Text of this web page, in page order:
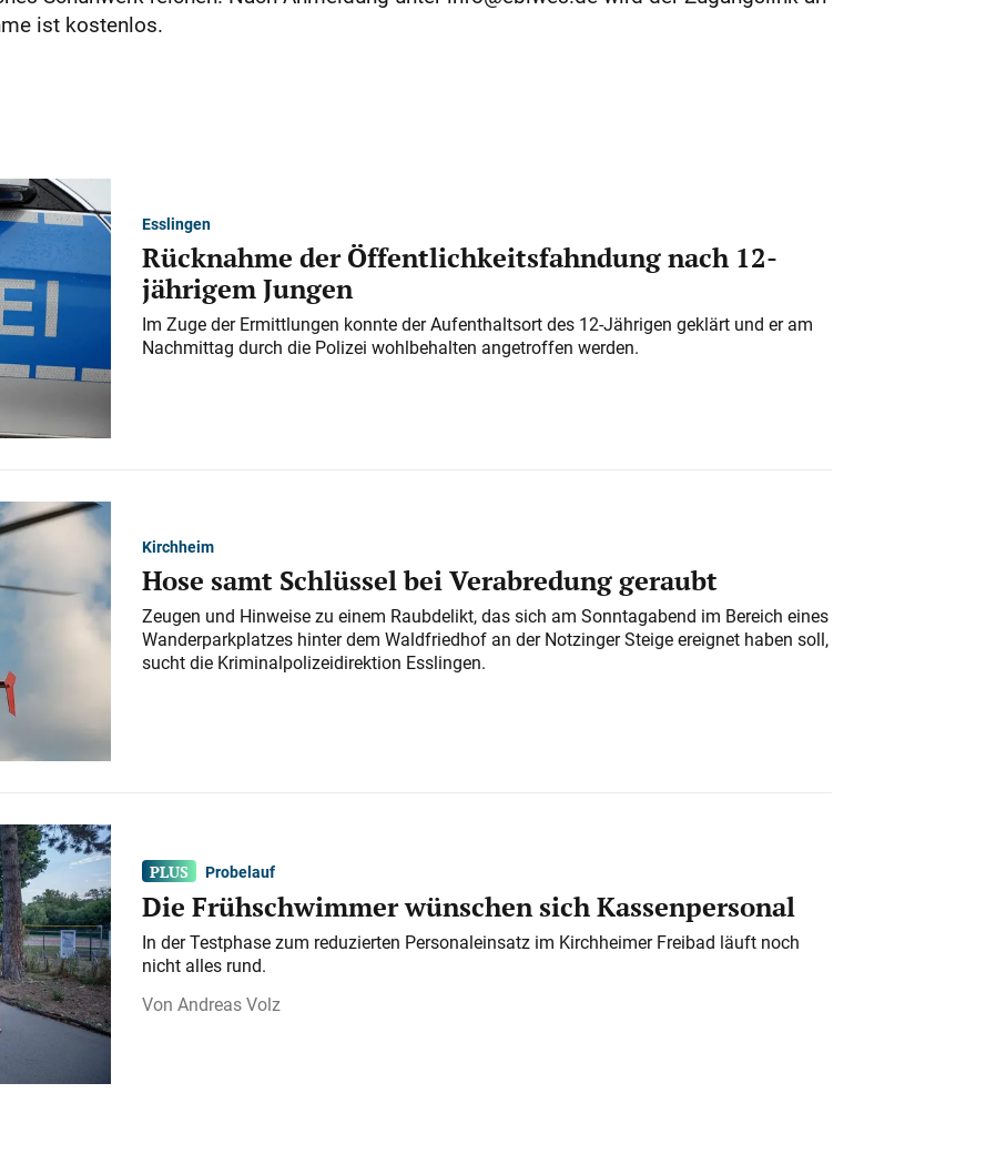
ist kostenlos.
Esslingen
Rücknahme der Öffentlichkeitsfahndung nach 12-
jährigem Jungen
Im Zuge der Ermittlungen konnte der Aufenthaltsort des 12-Jährigen geklärt und er am
Nachmittag durch die Polizei wohlbehalten angetroffen werden.
Kirchheim
Hose samt Schlüssel bei Verabredung geraubt
Zeugen und Hinweise zu einem Raubdelikt, das sich am Sonntagabend im Bereich eines
Wanderparkplatzes hinter dem Waldfriedhof an der Notzinger Steige ereignet haben soll,
sucht die Kriminalpolizeidirektion Esslingen.
Probelauf
Die Frühschwimmer wünschen sich Kassenpersonal
In der Testphase zum reduzierten Personaleinsatz im Kirchheimer Freibad läuft noch
nicht alles rund.
Andreas Volz